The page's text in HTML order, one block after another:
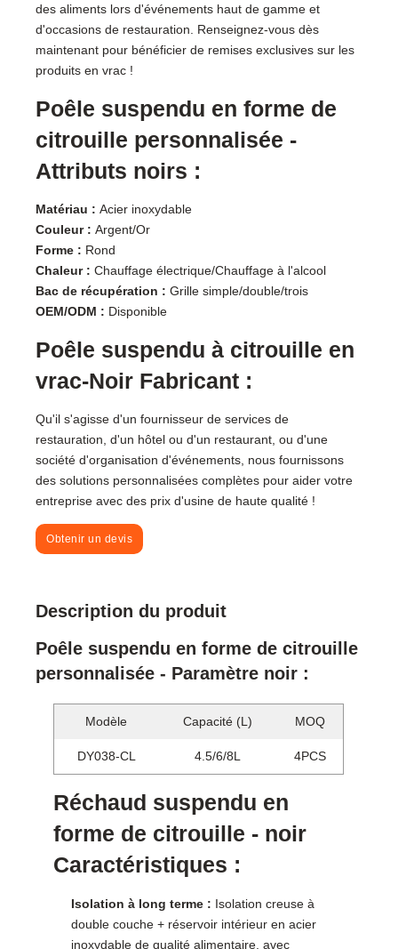
des aliments lors d'événements haut de gamme et
d'occasions de restauration. Renseignez-vous dès
maintenant pour bénéficier de remises exclusives sur les
produits en vrac !
Poêle suspendu en forme de
citrouille personnalisée -
Attributs noirs :
Matériau :Acier inoxydable
Couleur :Argent/Or
Forme : Rond
Chaleur :Chauffage électrique/Chauffage à l'alcool
Bac de récupération :Grille simple/double/trois
OEM/ODM : Disponible
Poêle suspendu à citrouille en
vrac-Noir Fabricant :
Qu'il s'agisse d'un fournisseur de services de
restauration, d'un hôtel ou d'un restaurant, ou d'une
société d'organisation d'événements, nous fournissons
des solutions personnalisées complètes pour aider votre
entreprise avec des prix d'usine de haute qualité !
Obtenir un devis
Description du produit
Poêle suspendu en forme de citrouille
personnalisée - Paramètre noir :
Modèle Capacité (L) MOQ
DY038-CL 4.5/6/8L 4PCS
Réchaud suspendu en
forme de citrouille - noir
Caractéristiques :
Isolation à long terme : Isolation creuse à
double couche + réservoir intérieur en acier
inoxydable de qualité alimentaire, avec